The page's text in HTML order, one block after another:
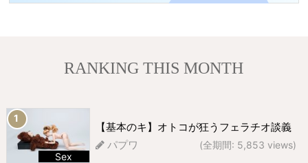
RANKING THIS MONTH
Sex
【基本のキ】オトコが狂うフェラチオ談義
パプワ
(全期間: 5,853 views)